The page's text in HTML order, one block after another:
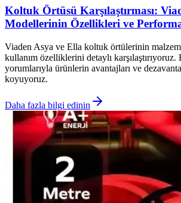
Koltuk Örtüsü Karşılaştırması:
Modellerinin Özellikleri ve
Viaden Asya ve Ella koltuk örtülerinin
kullanım özelliklerini detaylı karşılaştırıyoruz.
yorumlarıyla ürünlerin avantajları ve
koyuyoruz.
Daha fazla bilgi edinin